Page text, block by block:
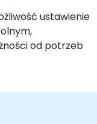
ustawienie
od potrzeb